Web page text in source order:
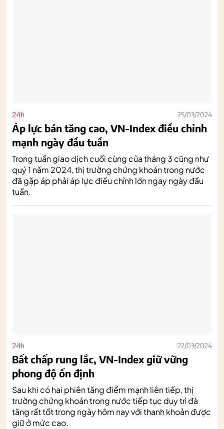
24h 25/03/2024
Áp lực bán tăng cao, VN-Index điều chỉnh
mạnh ngày đầu tuần
Trong tuần giao dịch cuối cùng của tháng 3 cũng như
quý 1 năm 2024, thị trường chứng khoán trong nước
đã gặp áp phải áp lực điều chỉnh lớn ngay ngày đầu
tuần.
24h 22/03/2024
Bất chấp rung lắc, VN-Index giữ vững
phong độ ổn định
Sau khi có hai phiên tăng điểm mạnh liên tiếp, thị
trường chứng khoán trong nước tiếp tục duy trì đà
tăng rất tốt trong ngày hôm nay với thanh khoản được
giữ ở mức cao.